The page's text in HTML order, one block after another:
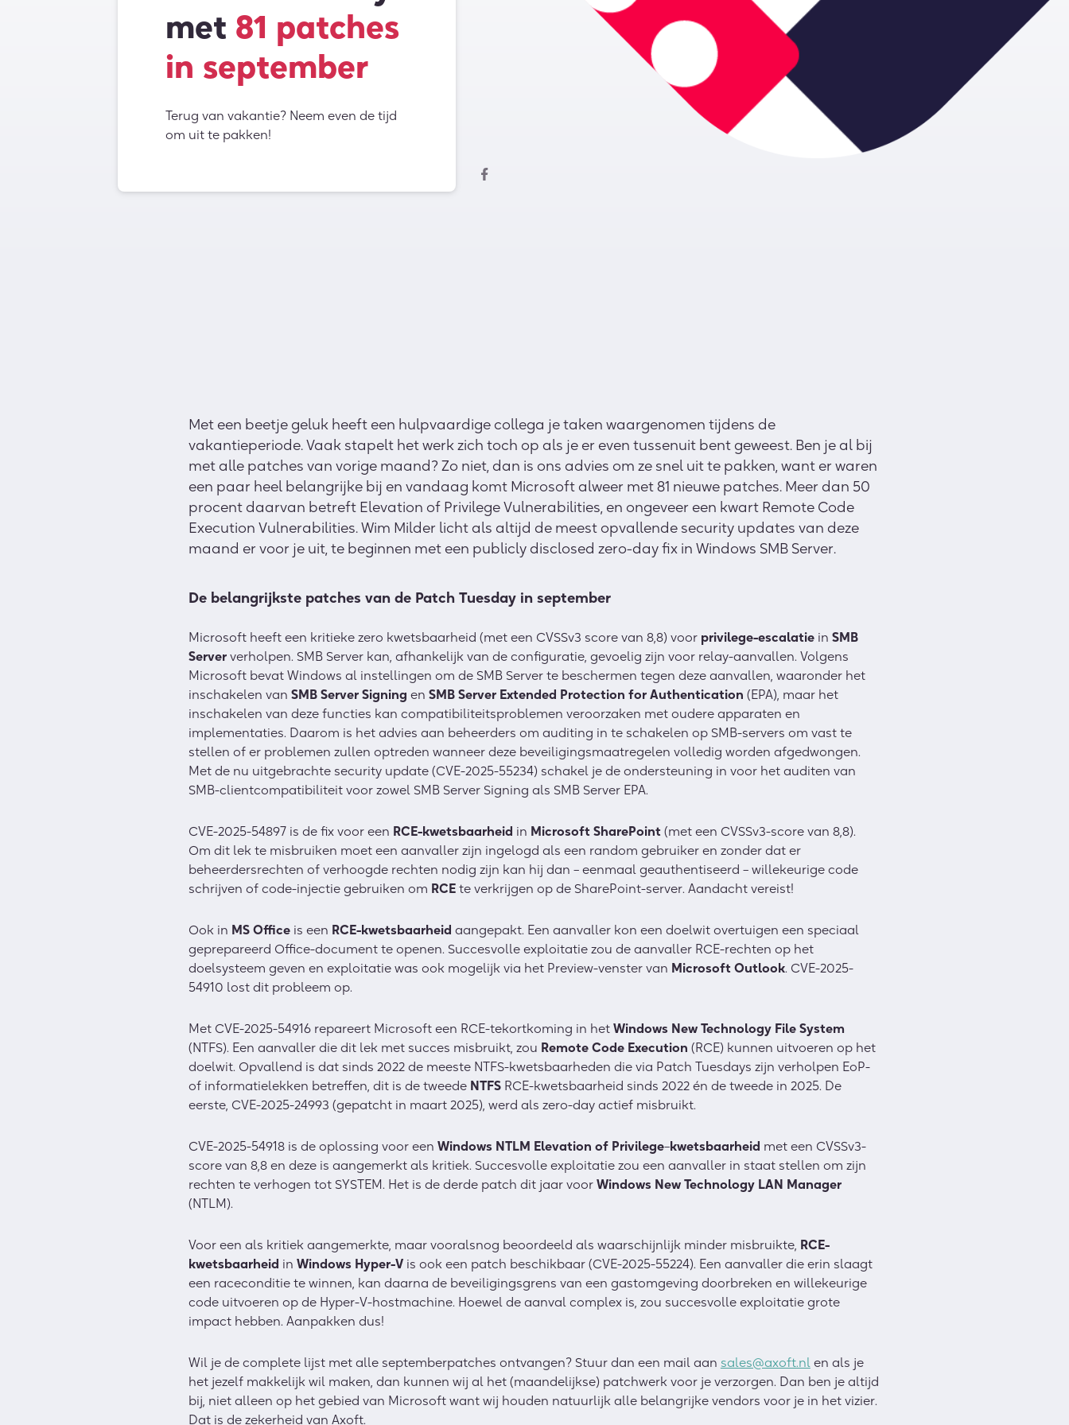
met 81 patches
in september
Terug van vakantie? Neem even de tijd
om uit te pakken!
Met een beetje geluk heeft een hulpvaardige collega je taken waargenomen tijdens de
vakantieperiode. Vaak stapelt het werk zich toch op als je er even tussenuit bent geweest. Ben je al bij
met alle patches van vorige maand? Zo niet, dan is ons advies om ze snel uit te pakken, want er waren
een paar heel belangrijke bij en vandaag komt Microsoft alweer met 81 nieuwe patches. Meer dan 50
procent daarvan betreft Elevation of Privilege Vulnerabilities, en ongeveer een kwart Remote Code
Execution Vulnerabilities. Wim Milder licht als altijd de meest opvallende security updates van deze
maand er voor je uit, te beginnen met een publicly disclosed zero-day fix in Windows SMB Server.
De belangrijkste patches van de Patch Tuesday in september
Microsoft heeft een kritieke zero kwetsbaarheid (met een CVSSv3 score van 8,8) voor privilege-escalatiein SMB
Serververholpen. SMB Server kan, afhankelijk van de configuratie, gevoelig zijn voor relay-aanvallen. Volgens
Microsoft bevat Windows al instellingen om de SMB Server te beschermen tegen deze aanvallen, waaronder het
inschakelen van SMB Server Signing en SMB Server Extended Protection for Authentication (EPA), maar het
inschakelen van deze functies kan compatibiliteitsproblemen veroorzaken met oudere apparaten en
implementaties. Daarom is het advies aan beheerders om auditing in te schakelen op SMB-servers om vast te
stellen of er problemen zullen optreden wanneer deze beveiligingsmaatregelen volledig worden afgedwongen.
Met de nu uitgebrachte security update (CVE-2025-55234) schakel je de ondersteuning in voor het auditen van
SMB-clientcompatibiliteit voor zowel SMB Server Signing als SMB Server EPA.
CVE-2025-54897 is de fix voor een RCE-kwetsbaarheid in Microsoft SharePoint(met een CVSSv3-score van 8,8).
Om dit lek te misbruiken moet een aanvaller zijn ingelogd als een random gebruiker en zonder dat er
beheerdersrechten of verhoogde rechten nodig zijn kan hij dan – eenmaal geauthentiseerd – willekeurige code
schrijven of code-injectie gebruiken om RCEte verkrijgen op de SharePoint-server. Aandacht vereist!
Ook in MS Officeis een RCE-kwetsbaarheid aangepakt. Een aanvaller kon een doelwit overtuigen een speciaal
geprepareerd Office-document te openen. Succesvolle exploitatie zou de aanvaller RCE-rechten op het
doelsysteem geven en exploitatie was ook mogelijk via het Preview-venster van Microsoft Outlook. CVE-2025-
54910 lost dit probleem op.
Met CVE-2025-54916 repareert Microsoft een RCE-tekortkoming in het Windows New Technology File System
(NTFS). Een aanvaller die dit lek met succes misbruikt, zou Remote Code Execution (RCE) kunnen uitvoeren op het
doelwit. Opvallend is dat sinds 2022 de meeste NTFS-kwetsbaarheden die via Patch Tuesdays zijn verholpen EoP-
of informatielekken betreffen, dit is de tweede NTFSRCE-kwetsbaarheid sinds 2022 én de tweede in 2025. De
eerste, CVE-2025-24993 (gepatcht in maart 2025), werd als zero-day actief misbruikt.
CVE-2025-54918 is de oplossing voor een Windows NTLM Elevation of Privilege–kwetsbaarheid met een CVSSv3-
score van 8,8 en deze is aangemerkt als kritiek. Succesvolle exploitatie zou een aanvaller in staat stellen om zijn
rechten te verhogen tot SYSTEM. Het is de derde patch dit jaar voor Windows New Technology LAN Manager
(NTLM).
Voor een als kritiek aangemerkte, maar vooralsnog beoordeeld als waarschijnlijk minder misbruikte, RCE-
kwetsbaarheid in Windows Hyper-Vis ook een patch beschikbaar (CVE-2025-55224). Een aanvaller die erin slaagt
een raceconditie te winnen, kan daarna de beveiligingsgrens van een gastomgeving doorbreken en willekeurige
code uitvoeren op de Hyper-V-hostmachine. Hoewel de aanval complex is, zou succesvolle exploitatie grote
impact hebben. Aanpakken dus!
Wil je de complete lijst met alle septemberpatches ontvangen? Stuur dan een mail aan sales@axoft.nlen als je
het jezelf makkelijk wil maken, dan kunnen wij al het (maandelijkse) patchwerk voor je verzorgen. Dan ben je altijd
bij, niet alleen op het gebied van Microsoft want wij houden natuurlijk alle belangrijke vendors voor je in het vizier.
Dat is de zekerheid van Axoft.